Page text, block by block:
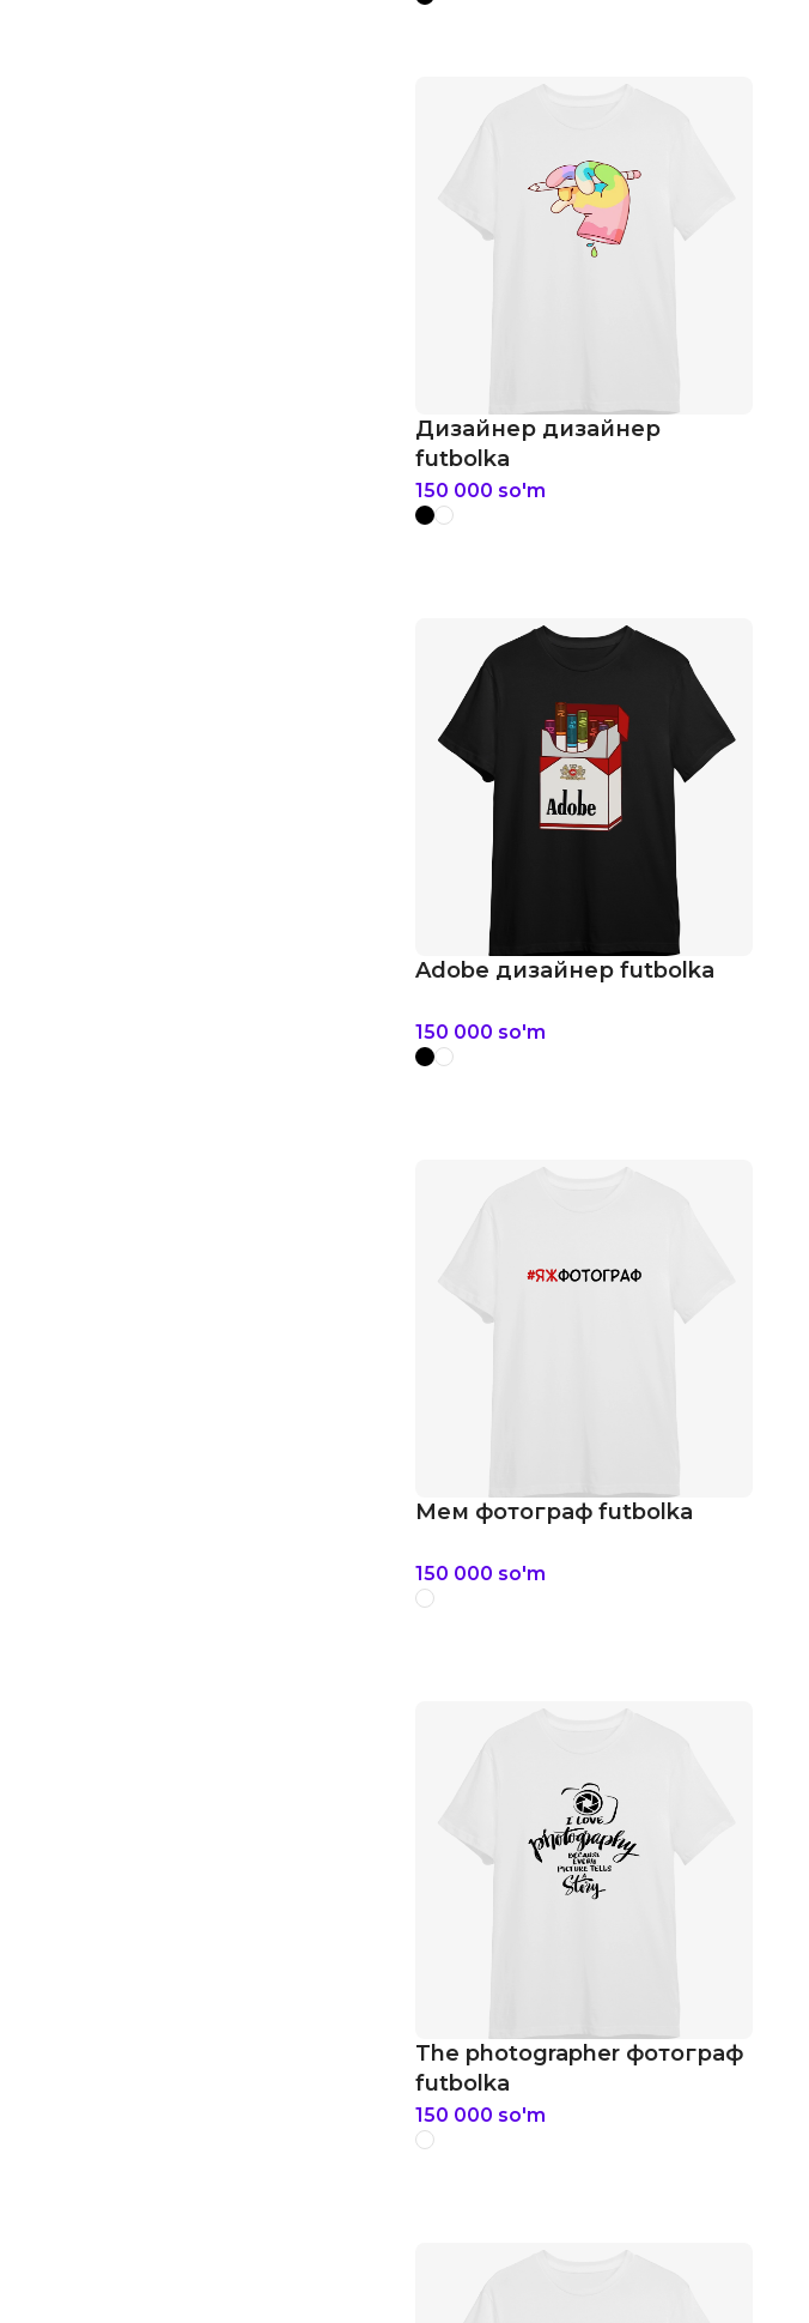
Дизайнер дизайнер
futbolka
150 000 so'm
Adobe дизайнер futbolka
150 000 so'm
Мем фотограф futbolka
150 000 so'm
The photographer фотограф
futbolka
150 000 so'm